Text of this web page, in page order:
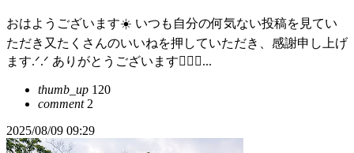
おはようございます☀️ いつも自分の何気ない投稿を見てい
ただき又たくさんのいいねを押していただき、感謝申し上げ
ます.ᐟ.ᐟ ありがとうございます🙇‍♀️✨...
thumb_up 120
comment2
2025/08/09 09:29